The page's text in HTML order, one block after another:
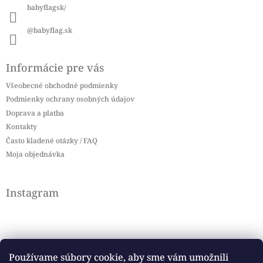
Používame súbory cookie, aby sme vám umožnili
babyflagsk/
@babyflag.sk
Informácie pre vás
Všeobecné obchodné podmienky
Podmienky ochrany osobných údajov
Doprava a platba
Kontakty
Často kladené otázky / FAQ
Moja objednávka
Instagram